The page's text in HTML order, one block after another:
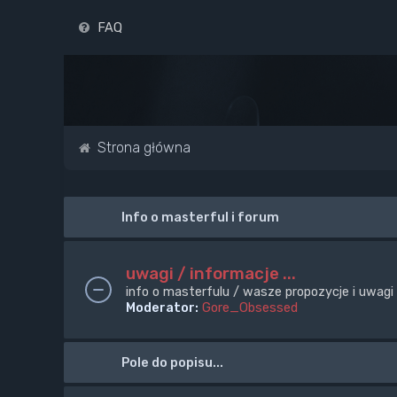
FAQ
Strona główna
Info o masterful i forum
uwagi / informacje ...
info o masterfulu / wasze propozycje i uwagi
Moderator: Gore_Obsessed
Pole do popisu...